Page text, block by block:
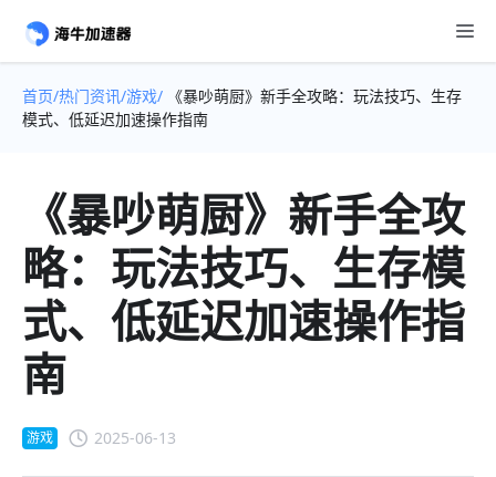
首页/热门资讯/游戏/ 《暴吵萌厨》新手全攻略：玩法技巧、生存
模式、低延迟加速操作指南
《暴吵萌厨》新手全攻
略：玩法技巧、生存模
式、低延迟加速操作指
南
游戏 2025-06-13